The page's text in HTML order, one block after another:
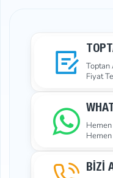
Toptan
Fiyat
Hemen
BİZİ